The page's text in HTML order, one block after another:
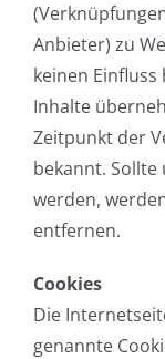
Anbieter) zu
keinen
Inhalte
Zeitpunkt der
bekannt.
werden,
entfernen.
Cookies
Die
genannte